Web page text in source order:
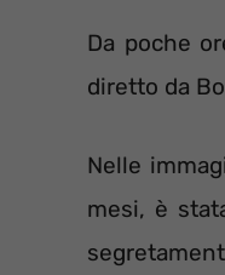
Da poche
diretto da
Nelle
mesi, è